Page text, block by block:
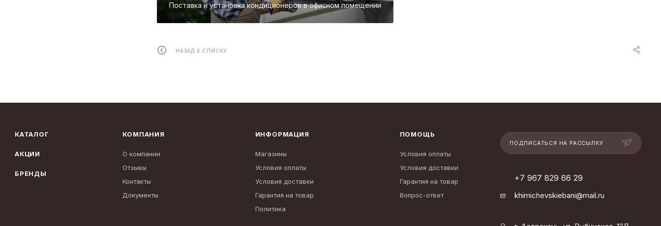
Поставка и установка кондиционеров в офисном помещении
НАЗАД К СПИСКУ
КАТАЛОГ
АКЦИИ
БРЕНДЫ
КОМПАНИЯ
О компании
Отзывы
Контакты
Документы
ИНФОРМАЦИЯ
Магазины
Условия оплаты
Условия доставки
Гарантия на товар
Политика
ПОМОЩЬ
Условия оплаты
Условия доставки
Гарантия на товар
Вопрос-ответ
ПОДПИСАТЬСЯ НА РАССЫЛКУ
+7 967 829 66 29
khimichevskiebani@mail.ru